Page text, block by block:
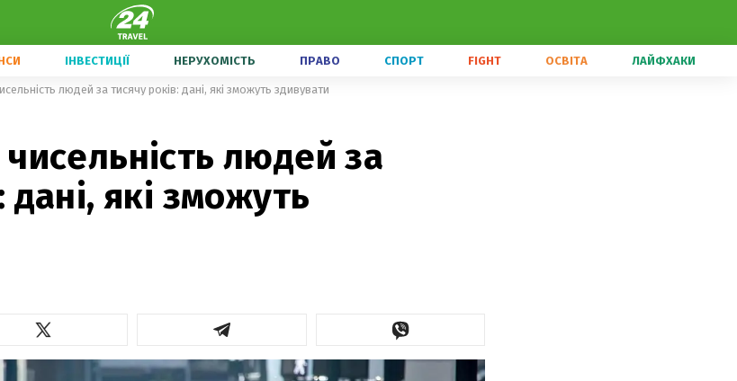
ІНВЕСТИЦІЇ НЕРУХОМІСТЬ ПРАВО СПОРТ FIGHT ОСВІТА ЛАЙФХАКИ
людей за тисячу років: дані, які зможуть здивувати
людей за
дані, які зможуть